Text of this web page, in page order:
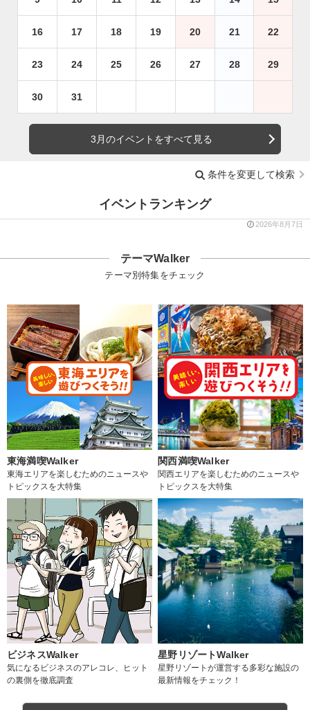
16 17 18 19 20 21 22
23 24 25 26 27 28 29
30 31
3月のイベントをすべて見る
条件を変更して検索
イベントランキング
2026年8月7日
テーマWalker
テーマ別特集をチェック
東海満喫Walker
東海エリアを楽しむためのニュースや
トピックスを大特集
関西満喫Walker
関西エリアを楽しむためのニュースや
トピックスを大特集
ビジネスWalker
気になるビジネスのアレコレ、ヒット
の裏側を徹底調査
星野リゾートWalker
星野リゾートが運営する多彩な施設の
最新情報をチェック！